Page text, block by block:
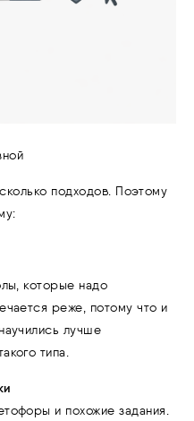
подходов. Поэтому
которые надо
реже, потому что и
лучше
типа.
и похожие задания.